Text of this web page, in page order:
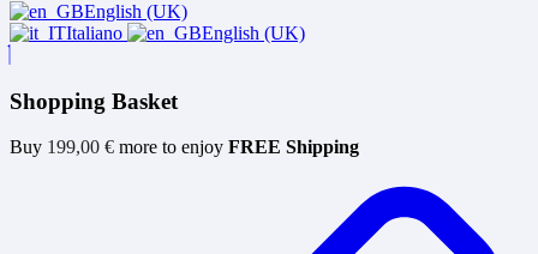
English (UK)
Italiano
English (UK)
Shopping Basket
Buy 199,00 € more to enjoy FREE Shipping